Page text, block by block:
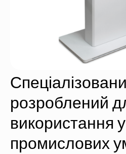
розроблений
використання
промислових